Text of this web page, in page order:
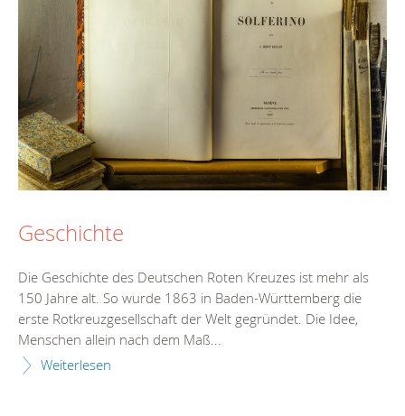
Geschichte
Die Geschichte des Deutschen Roten Kreuzes ist mehr als
150 Jahre alt. So wurde 1863 in Baden-Württemberg die
erste Rotkreuzgesellschaft der Welt gegründet. Die Idee,
Menschen allein nach dem Maß...
Weiterlesen